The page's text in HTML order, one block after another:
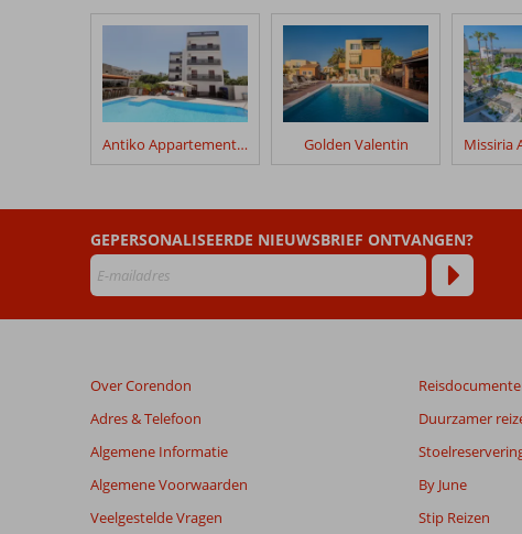
klanten
geschreven
na
hun
verblijf
Alkion
Beoordelingen
die
ouder
zijn
dan
worden
meer
weergegeven
de
relevantie
Antiko Appartementen Golden Valentin
GEPERSONALISEERDE NIEUWSBRIEF ONTVANGEN?
Over Corendon
Adres & Telefoon
Algemene Informatie
Algemene Voorwaarden
Veelgestelde Vragen
Duurzamer
By June
Stip Reizen